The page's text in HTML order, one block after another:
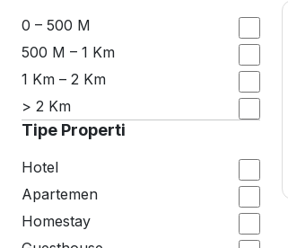
0 – 500 M
500 M – 1 Km
1 Km – 2 Km
> 2 Km
Tipe Properti
Hotel
Apartemen
Homestay